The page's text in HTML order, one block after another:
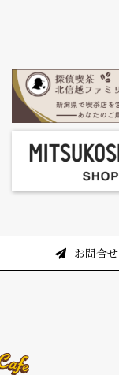
お問合せ